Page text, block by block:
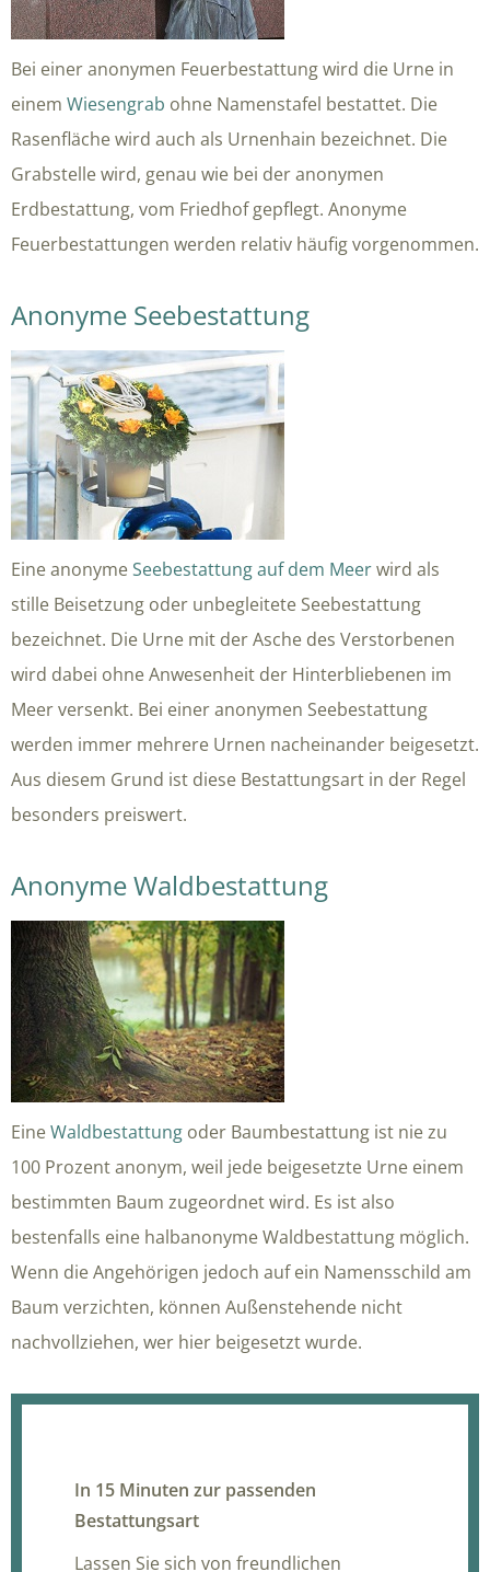
Bei einer anonymen Feuerbestattung wird die Urne in
einem Wiesengrab ohne Namenstafel bestattet. Die
Rasenfläche wird auch als Urnenhain bezeichnet. Die
Grabstelle wird, genau wie bei der anonymen
Erdbestattung, vom Friedhof gepflegt. Anonyme
Feuerbestattungen werden relativ häufig vorgenommen.
Anonyme Seebestattung
Eine anonymeSeebestattung auf dem Meerwird als
stille Beisetzung oder unbegleitete Seebestattung
bezeichnet. Die Urne mit der Asche des Verstorbenen
wird dabei ohne Anwesenheit der Hinterbliebenen im
Meer versenkt. Bei einer anonymen Seebestattung
werden immer mehrere Urnen nacheinander beigesetzt.
Aus diesem Grund ist diese Bestattungsart in der Regel
besonders preiswert.
Anonyme Waldbestattung
EineWaldbestattung oder Baumbestattung ist nie zu
100 Prozent anonym, weil jede beigesetzte Urne einem
bestimmten Baum zugeordnet wird. Es ist also
bestenfalls eine halbanonyme Waldbestattung möglich.
Wenn die Angehörigen jedoch auf ein Namensschild am
Baum verzichten, können Außenstehende nicht
nachvollziehen, wer hier beigesetzt wurde.
In 15 Minuten zur passenden
Bestattungsart
Lassen Sie sich von freundlichen